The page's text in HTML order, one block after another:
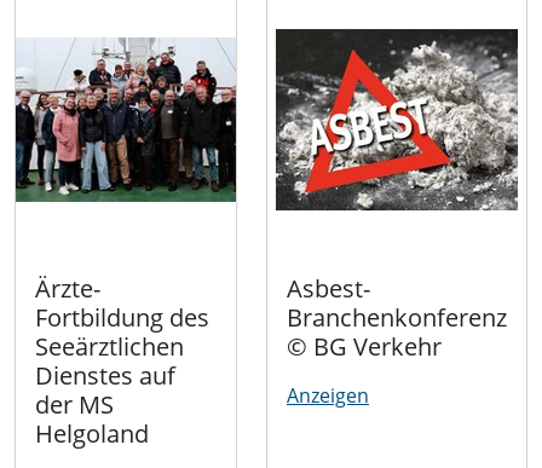
Ärzte-
Fortbildung des
Seeärztlichen
Dienstes auf
der MS
Helgoland
Asbest-
Branchenkonferenz
© BG Verkehr
Anzeigen